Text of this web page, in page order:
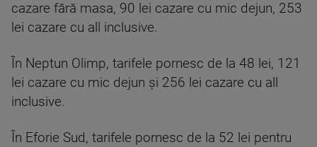
cazare fără masa, 90 lei cazare cu mic dejun, 253
lei cazare cu all inclusive.
În Neptun Olimp, tarifele pornesc de la 48 lei, 121
lei cazare cu mic dejun şi 256 lei cazare cu all
inclusive.
În Eforie Sud, tarifele pornesc de la 52 lei pentru